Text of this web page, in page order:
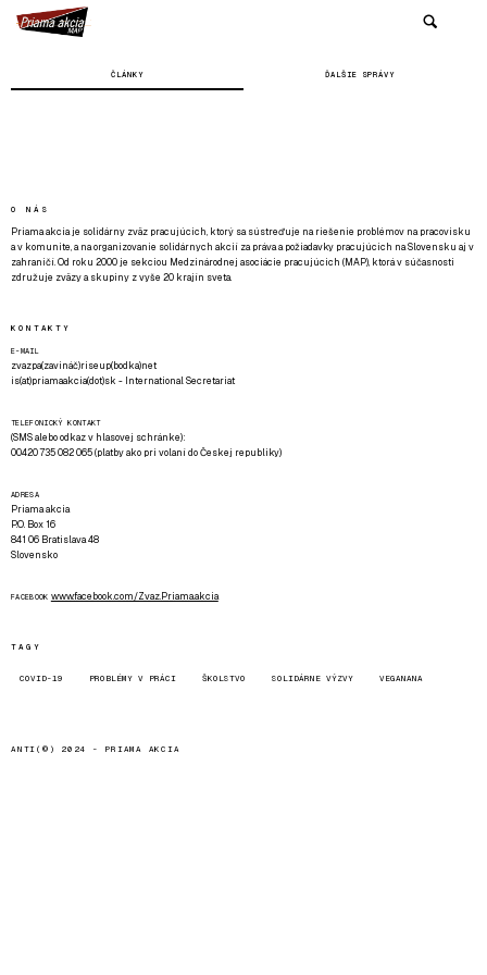
ČLÁNKY ĎALŠIE SPRÁVY
O NÁS
Priama akcia je solidárny zväz pracujúcich, ktorý sa sústreďuje na riešenie problémov na pracovisku
a v komunite, a na organizovanie solidárnych akcií za práva a požiadavky pracujúcich na Slovensku aj v
zahraničí. Od roku 2000 je sekciou Medzinárodnej asociácie pracujúcich (MAP), ktorá v súčasnosti
združuje zväzy a skupiny z vyše 20 krajín sveta.
KONTAKTY
E-MAIL
zvazpa(zavináč)riseup(bodka)net
is(at)priamaakcia(dot)sk - International Secretariat
TELEFONICKÝ KONTAKT
(SMS alebo odkaz v hlasovej schránke):
00420 735 082 065 (platby ako pri volaní do Českej republiky)
ADRESA
Priama akcia
P.O. Box 16
841 06 Bratislava 48
Slovensko
FACEBOOK www.facebook.com/Zvaz.Priama.akcia
TAGY
COVID-19 PROBLÉMY V PRÁCI ŠKOLSTVO SOLIDÁRNE VÝZVY VEGANANA
ANTI(©) 2024 - PRIAMA AKCIA